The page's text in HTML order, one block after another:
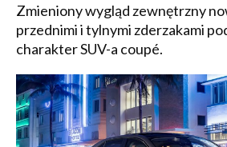
Zmieniony wygląd zewnętrzny
przednimi i tylnymi zderzakami
charakter SUV-a coupé.